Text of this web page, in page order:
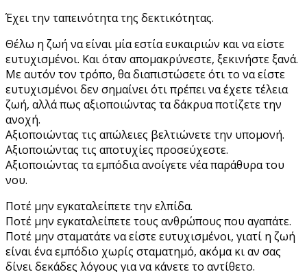
Έχει την ταπεινότητα της δεκτικότητας.
Θέλω η ζωή να είναι μία εστία ευκαιριών και να είστε
ευτυχισμένοι. Και όταν απομακρύνεστε, ξεκινήστε ξανά.
Με αυτόν τον τρόπο, θα διαπιστώσετε ότι το να είστε
ευτυχισμένοι δεν σημαίνει ότι πρέπει να έχετε τέλεια
ζωή, αλλά πως αξιοποιώντας τα δάκρυα ποτίζετε την
ανοχή.
Αξιοποιώντας τις απώλειες βελτιώνετε την υπομονή.
Αξιοποιώντας τις αποτυχίες προσεύχεστε.
Αξιοποιώντας τα εμπόδια ανοίγετε νέα παράθυρα του
νου.
Ποτέ μην εγκαταλείπετε την ελπίδα.
Ποτέ μην εγκαταλείπετε τους ανθρώπους που αγαπάτε.
Ποτέ μην σταματάτε να είστε ευτυχισμένοι, γιατί η ζωή
είναι ένα εμπόδιο χωρίς σταματημό, ακόμα κι αν σας
δίνει δεκάδες λόγους για να κάνετε το αντίθετο.